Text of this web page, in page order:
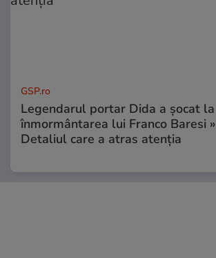
GSP.ro
Legendarul portar Dida a șocat la
înmormântarea lui Franco Baresi »
Detaliul care a atras atenția